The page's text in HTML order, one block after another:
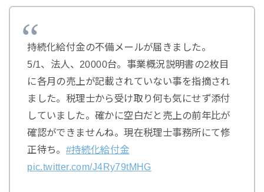
持続化給付金の不備メールが届きました。
5/1、法人、20000台。事業概況説明書の2枚目
に各月の売上が記載されていない事を指摘され
ました。税理士から受け取り何も気にせず添付
していました。確かに空白だと売上の前年比が
確認ができませんね。現在税理士事務所にて修
正待ち。 #持続化給付金
pic.twitter.com/J4Ry79tMHG